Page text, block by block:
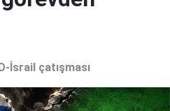
İsrail çatışması